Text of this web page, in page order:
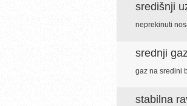
središnji
neprekinuti
srednji gaz
gaz na sredini
stabilna